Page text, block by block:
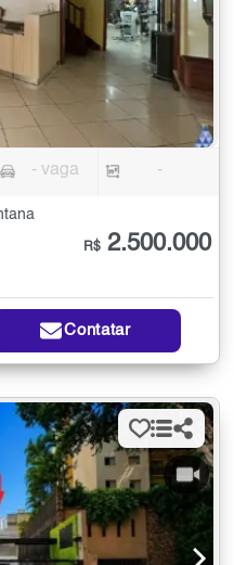
- vaga -
R$ 2.500.000
Contatar